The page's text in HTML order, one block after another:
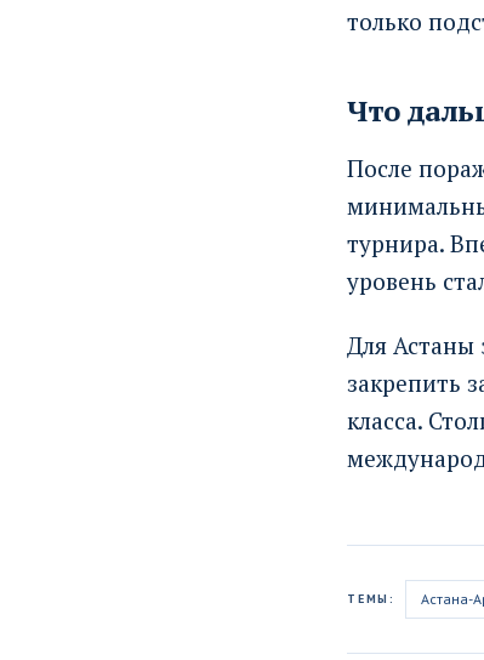
только
Что
После
турнира.
уровень
Для Астаны
закрепить
класса.
ТЕМЫ: Астана-